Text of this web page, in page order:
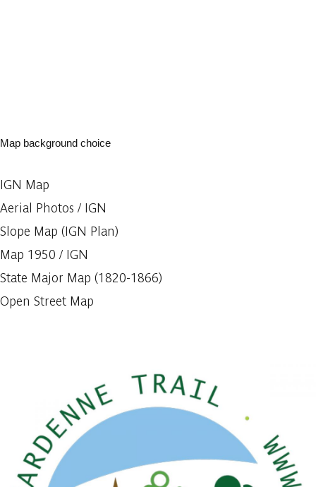
Map background choice
IGN Map
Aerial Photos / IGN
Slope Map (IGN Plan)
Map 1950 / IGN
State Major Map (1820-1866)
Open Street Map